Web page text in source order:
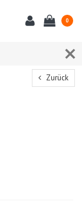
0
Zurück